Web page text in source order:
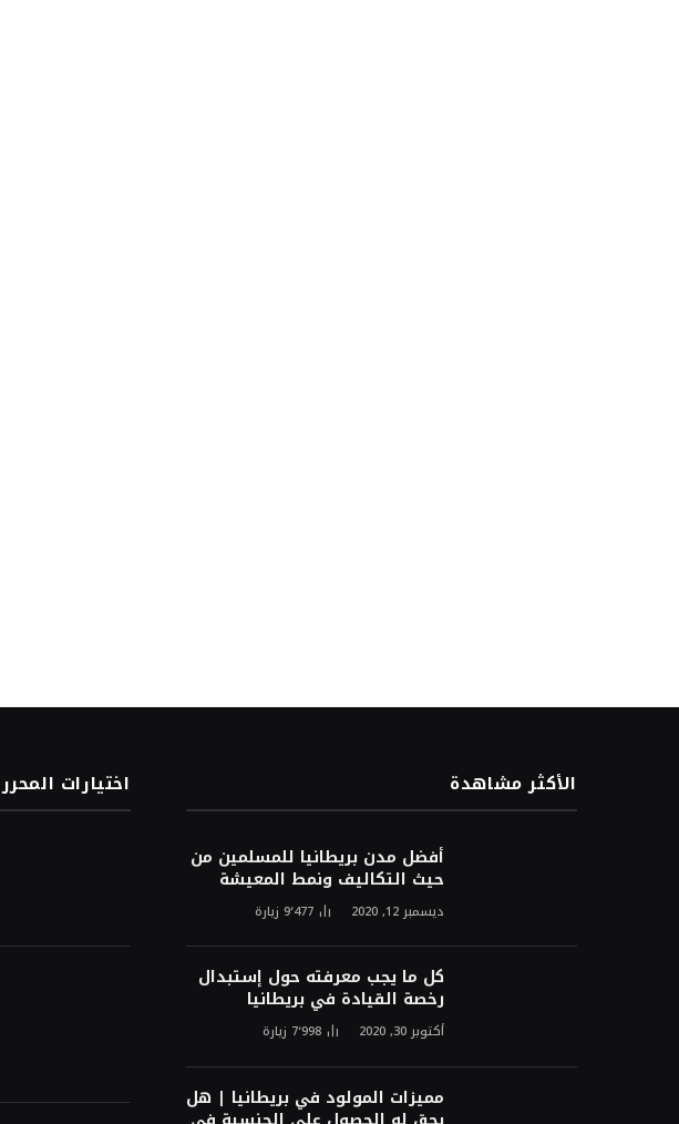
الأكثر مشاهدة
أفضل مدن بريطانيا للمسلمين من
حيث التكاليف ونمط المعيشة
ديسمبر 12, 2020 9٬477 زيارة
كل ما يجب معرفته حول إستبدال
رخصة القيادة في بريطانيا
أكتوبر 30, 2020 7٬998 زيارة
مميزات المولود في بريطانيا | هل
اختيارات المحرر